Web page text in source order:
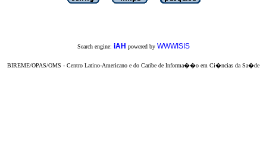
Search engine: iAH powered by WWWISIS
BIREME/OPAS/OMS - Centro Latino-Americano e do Caribe de Informa��o em Ci�ncias da Sa�de